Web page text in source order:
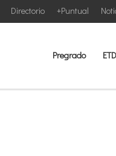
+Puntual
Directorio
Pregrado